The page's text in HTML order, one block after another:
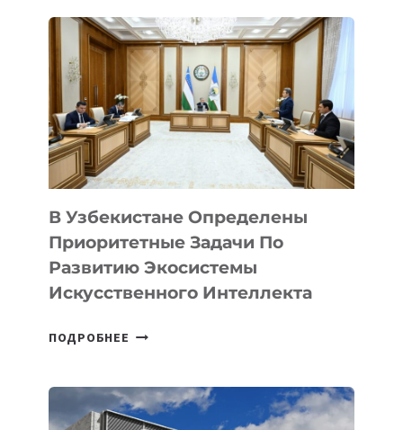
FUTURE
AI
В Узбекистане Определены
Приоритетные Задачи По
Развитию Экосистемы
Искусственного Интеллекта
ПОДРОБНЕЕ
ПРИОРИТЕТНЫЕ
ЗАДАЧИ